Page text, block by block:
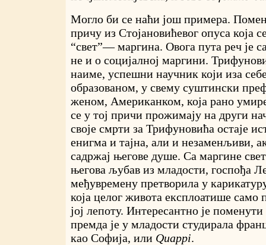
Могло би се наћи још примера.
причу из Стојановићевог опуса која
“свет”— маргина. Овога пута реч је
не и о социјалној маргини.
наиме, успешни научник који иза
образованом, у свему суштински
женом, Американком, која рано
се у тој причи прожимају на други
своје смрти за Трифуновића остаје
енигма и тајна, али и незаменљиви,
садржај његове душе. Са маргине
његова љубав из младости, госпођа
међувремену претворила у
која целог живота експлоатише само
јој лепоту. Интересантно је
премда је у младости студирала
као Софија, или Quappi.